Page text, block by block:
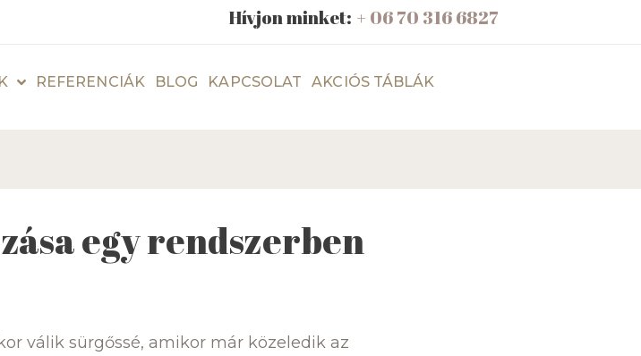
Hívjon minket: + 06 70 316 6827
REFERENCIÁK BLOG KAPCSOLAT AKCIÓS TÁBLÁK
egy rendszerben
válik sürgőssé, amikor már közeledik az